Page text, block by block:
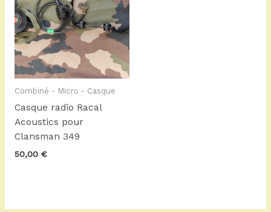
Combiné - Micro - Casque
Casque radio Racal
Acoustics pour
Clansman 349
50,00 €